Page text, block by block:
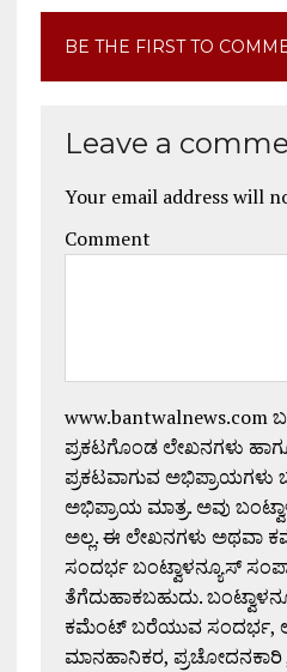
BE THE FIRST TO
Leave a
Your email address will
Comment
www.bantwalnews.com
ಪ್ರಕಟಗೊಂಡ ಲೇಖನಗಳು
ಪ್ರಕಟವಾಗುವ ಅಭಿಪ್ರಾಯಗಳು
ಅಭಿಪ್ರಾಯ ಮಾತ್ರ. ಅವು
ಅಲ್ಲ. ಈ ಲೇಖನಗಳು ಅಥವಾ
ಸಂದರ್ಭ ಬಂಟ್ವಾಳನ್ಯೂಸ್
ತೆಗೆದುಹಾಕಬಹುದು.
ಕಮೆಂಟ್ ಬರೆಯುವ ಸಂದರ್ಭ,
ಮಾನಹಾನಿಕರ, ಪ್ರಚೋದನಕಾರಿ ,